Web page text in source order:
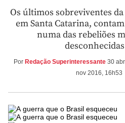
Os últimos sobreviventes
em Santa Catarina,
numa das rebeliões
Por Redação Superinteressante 30
nov 2016, 16h53